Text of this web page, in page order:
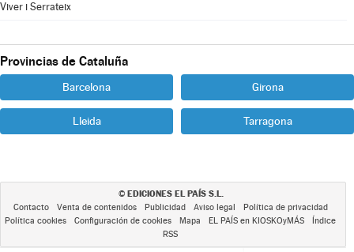
Viver i Serrateix
Provincias de Cataluña
Barcelona Girona
Lleida Tarragona
© EDICIONES EL PAÍS S.L.
Contacto Venta de contenidos Publicidad Aviso legal
Política de privacidad
Política cookies
Configuración de cookies Mapa EL PAÍS en KIOSKOyMÁS
Índice
RSS